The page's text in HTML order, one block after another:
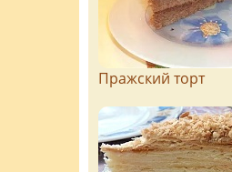
Пражский торт